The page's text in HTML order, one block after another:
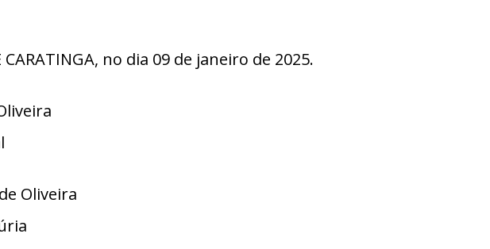
CARATINGA, no dia 09 de janeiro de 2025.
Oliveira